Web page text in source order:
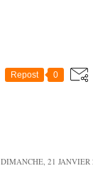
Repost 0
DIMANCHE, 21 JANVIER